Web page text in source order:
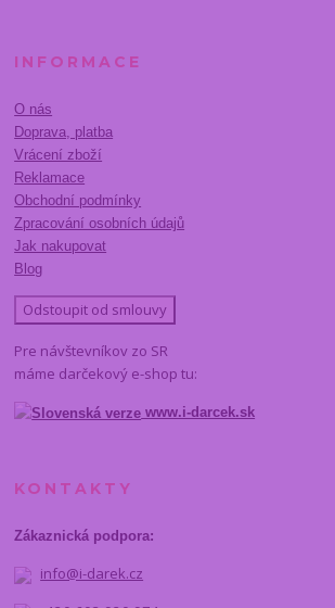
INFORMACE
O nás
Doprava, platba
Vrácení zboží
Reklamace
Obchodní podmínky
Zpracování osobních údajů
Jak nakupovat
Blog
Odstoupit od smlouvy
Pre návštevníkov zo SR
máme darčekový e-shop tu:
www.i-darcek.sk
KONTAKTY
Zákaznická podpora:
info@i-darek.cz